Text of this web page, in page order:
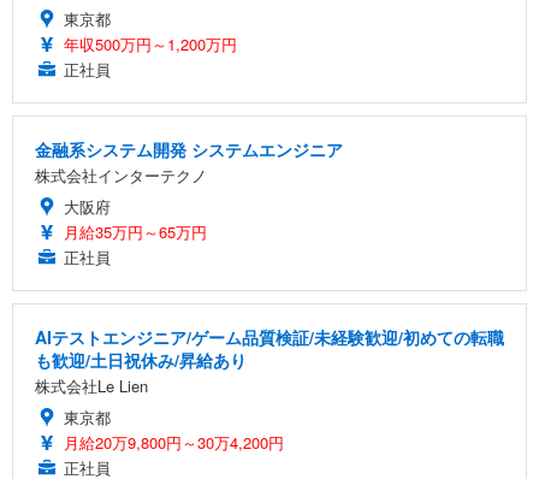
東京都
年収500万円～1,200万円
正社員
金融系システム開発 システムエンジニア
株式会社インターテクノ
大阪府
月給35万円～65万円
正社員
AIテストエンジニア/ゲーム品質検証/未経験歓迎/初めての転職
も歓迎/土日祝休み/昇給あり
株式会社Le Lien
東京都
月給20万9,800円～30万4,200円
正社員